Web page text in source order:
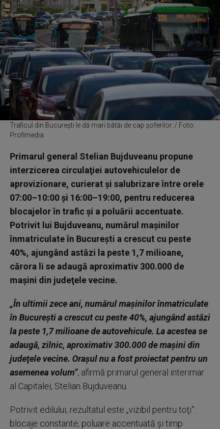
Traficul din București le dă mari bătăi de cap șoferilor. / Foto:
Profimedia
Primarul general Stelian Bujduveanu propune
interzicerea circulaţiei autovehiculelor de
aprovizionare, curierat şi salubrizare între orele
07:00–10:00 şi 16:00–19:00, pentru reducerea
blocajelor în trafic şi a poluării accentuate.
Potrivit lui Bujduveanu, numărul maşinilor
înmatriculate în Bucureşti a crescut cu peste
40%, ajungând astăzi la peste 1,7 milioane,
cărora li se adaugă aproximativ 300.000 de
maşini din judeţele vecine.
„În ultimii zece ani, numărul maşinilor înmatriculate
în Bucureşti a crescut cu peste 40%, ajungând astăzi
la peste 1,7 milioane de autovehicule. La acestea se
adaugă, zilnic, aproximativ 300.000 de maşini din
judeţele vecine. Oraşul nu a fost proiectat pentru un
asemenea volum”, afirmă primarul general interimar
al Capitalei, Stelian Bujduveanu.
Potrivit edilului, rezultatul este „vizibil pentru toţi”:
blocaje constante, poluare accentuată şi timp